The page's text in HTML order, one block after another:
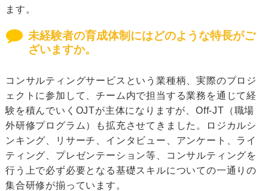
ます。
未経験者の育成体制にはどのような特長がご
ざいますか。
コンサルティングサービスという業種柄、実際のプロジ
ェクトに参加して、チーム内で担当する業務を通じて経
験を積んでいくOJTが主体になりますが、Off-JT（職場
外研修プログラム）も拡充させてきました。ロジカルシ
ンキング、リサーチ、インタビュー、アンケート、ライ
ティング、プレゼンテーション等、コンサルティングを
行う上で必ず必要となる基礎スキルについての一通りの
集合研修が揃っています。